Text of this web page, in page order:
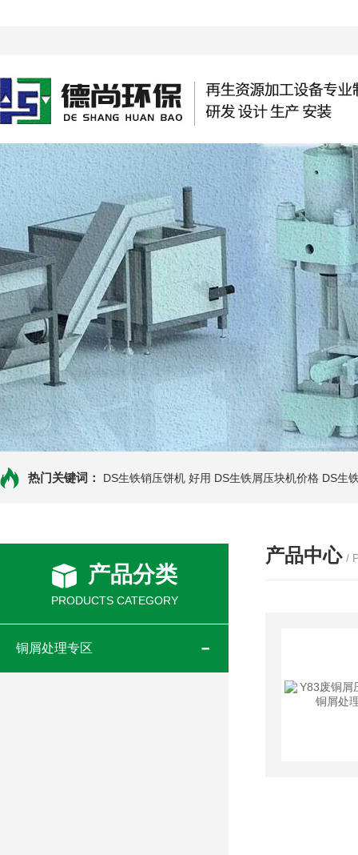
热门关键词： DS生铁销压饼机 好用 DS生铁屑压块机价格 DS生
产品分类
PRODUCTS CATEGORY
铜屑处理专区
产品中心 /